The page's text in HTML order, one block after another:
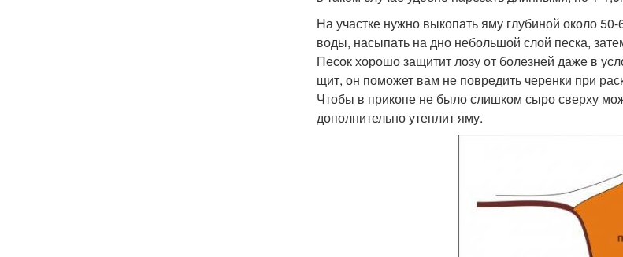
На участке нужно выкопать яму глубиной около
воды, насыпать на дно небольшой слой песка,
Песок хорошо защитит лозу от болезней даже в
щит, он поможет вам не повредить черенки при
Чтобы в прикопе не было слишком сыро сверху
дополнительно утеплит яму.